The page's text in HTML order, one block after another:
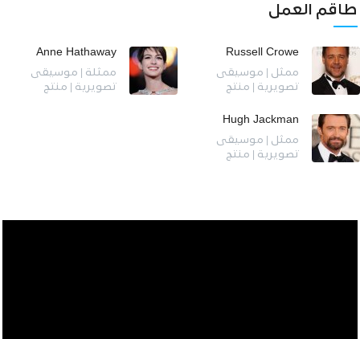
طاقم العمل
Russell Crowe
ممثل | موسيقى
تصويرية | منتج
Anne Hathaway
ممثلة | موسيقى
تصويرية | منتج
Hugh Jackman
ممثل | موسيقى
تصويرية | منتج